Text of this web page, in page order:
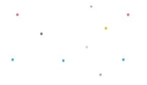
Baca selengkapnya